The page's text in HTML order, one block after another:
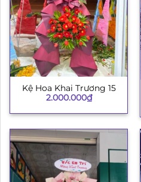
Kệ Hoa Khai Trương 15
2.000.000₫